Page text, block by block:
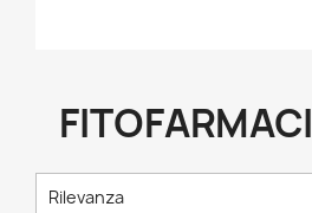
FITOFARMACI
Rilevanza